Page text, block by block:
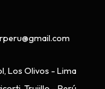
Los Olivos - Lima